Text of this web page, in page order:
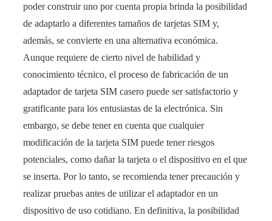
poder construir uno por cuenta propia brinda la posibilidad
de adaptarlo a diferentes tamaños de tarjetas SIM y,
además, se convierte en una alternativa económica.
Aunque requiere de cierto nivel de habilidad y
conocimiento técnico, el proceso de fabricación de un
adaptador de tarjeta SIM casero puede ser satisfactorio y
gratificante para los entusiastas de la electrónica. Sin
embargo, se debe tener en cuenta que cualquier
modificación de la tarjeta SIM puede tener riesgos
potenciales, como dañar la tarjeta o el dispositivo en el que
se inserta. Por lo tanto, se recomienda tener precaución y
realizar pruebas antes de utilizar el adaptador en un
dispositivo de uso cotidiano. En definitiva, la posibilidad